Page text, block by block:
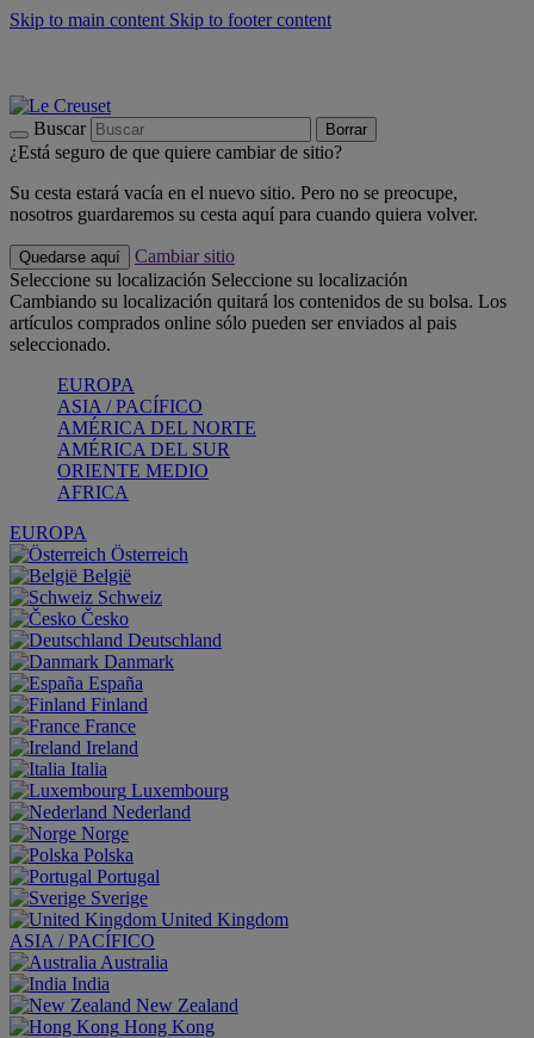
Skip to main content Skip to footer content
Buscar Borrar
¿Está seguro de que quiere cambiar de sitio?
Su cesta estará vacía en el nuevo sitio. Pero no se preocupe,
nosotros guardaremos su cesta aquí para cuando quiera volver.
Quedarse aquí
Cambiar sitio
Seleccione su localización Seleccione su localización
Cambiando su localización quitará los contenidos de su bolsa. Los
artículos comprados online sólo pueden ser enviados al pais
seleccionado.
EUROPA
ASIA / PACÍFICO
AMÉRICA DEL NORTE
AMÉRICA DEL SUR
ORIENTE MEDIO
AFRICA
EUROPA
Österreich
België
Schweiz
Česko
Deutschland
Danmark
España
Finland
France
Ireland
Italia
Luxembourg
Nederland
Norge
Polska
Portugal
Sverige
United Kingdom
ASIA / PACÍFICO
Australia
India
New Zealand
Hong Kong